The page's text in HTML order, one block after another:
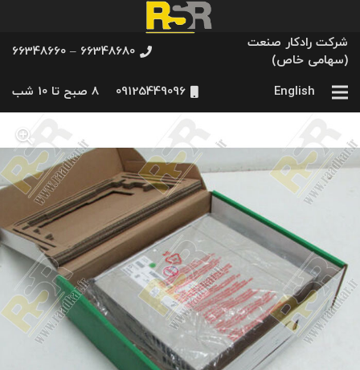
شرکت رادکار صنعت
(سهامی خاص)
66348680 – 66348660
English
09125449096 8 صبح تا 10 شب